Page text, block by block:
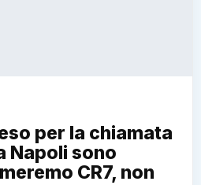
per la chiamata
Napoli sono
CR7, non